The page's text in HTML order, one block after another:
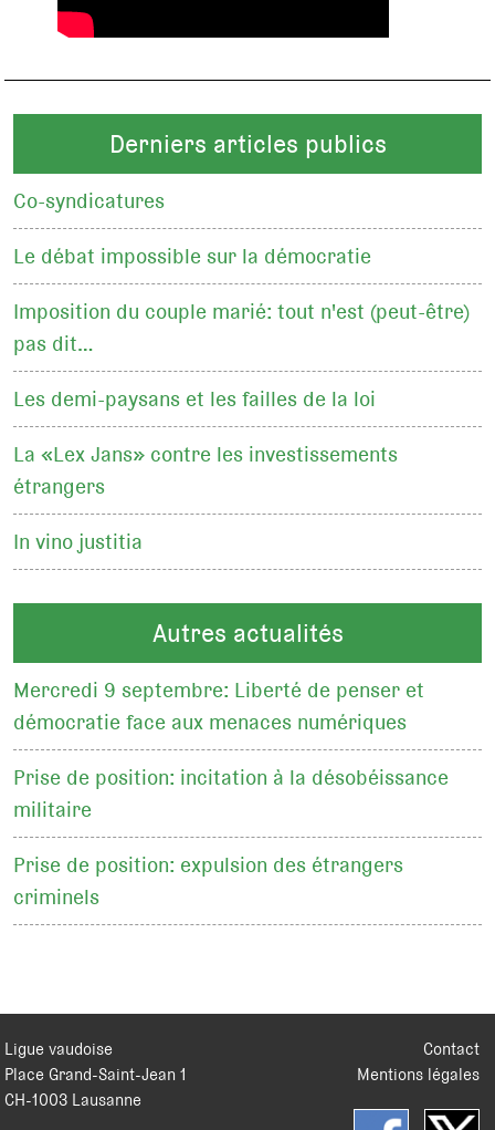
Derniers articles publics
Co-syndicatures
Le débat impossible sur la démocratie
Imposition du couple marié: tout n'est (peut-être)
pas dit…
Les demi-paysans et les failles de la loi
La «Lex Jans» contre les investissements
étrangers
In vino justitia
Autres actualités
Mercredi 9 septembre: Liberté de penser et
démocratie face aux menaces numériques
Prise de position: incitation à la désobéissance
militaire
Prise de position: expulsion des étrangers
criminels
Contact
Mentions légales
Ligue vaudoise
Place Grand-Saint-Jean 1
CH-1003 Lausanne